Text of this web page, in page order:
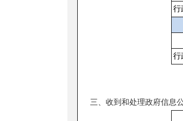
行
行
三、收到和处理政府信息